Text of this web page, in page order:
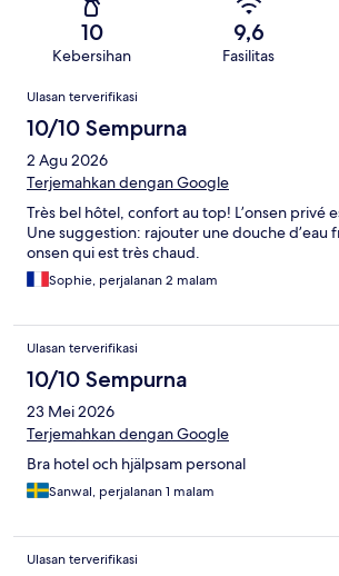
10
Kebersihan
9,6
Fasilitas
Ulasan
Ulasan terverifikasi
10/10 Sempurna
2 Agu 2026
Terjemahkan dengan Google
Très bel hôtel, confort au top! L’onsen privé
Une suggestion: rajouter une douche d’eau
onsen qui est très chaud.
Sophie, perjalanan 2 malam
Ulasan terverifikasi
10/10 Sempurna
23 Mei 2026
Terjemahkan dengan Google
Bra hotel och hjälpsam personal
Sanwal, perjalanan 1 malam
Ulasan terverifikasi